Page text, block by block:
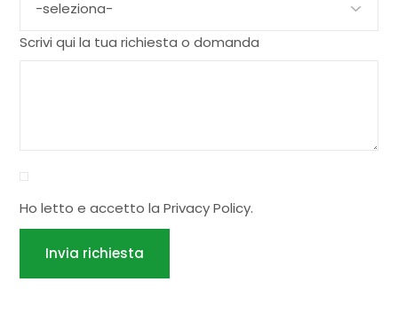
Scrivi qui la tua richiesta o domanda
Ho letto e accetto laPrivacy Policy.
Invia richiesta